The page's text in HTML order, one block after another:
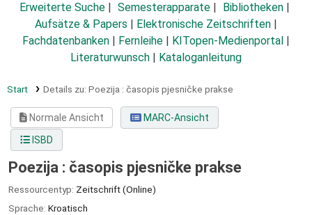
Erweiterte Suche Semesterapparate
Bibliotheken
Aufsätze & Papers
Elektronische Zeitschriften
Fachdatenbanken
Fernleihe KITopen-Medienportal
Literaturwunsch
Kataloganleitung
Start Details zu: Poezija : časopis pjesničke prakse
Normale Ansicht
MARC-Ansicht
ISBD
Poezija : časopis pjesničke prakse
Ressourcentyp: Zeitschrift (Online)
Sprache: Kroatisch